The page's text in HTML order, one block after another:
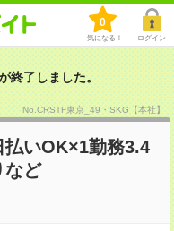
0
気になる！ ログイン
終了しました。
No.CRSTF東京_49・SKG【本社】
払いOK×1勤務3.4
など